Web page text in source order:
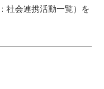
社会連携活動一覧）を